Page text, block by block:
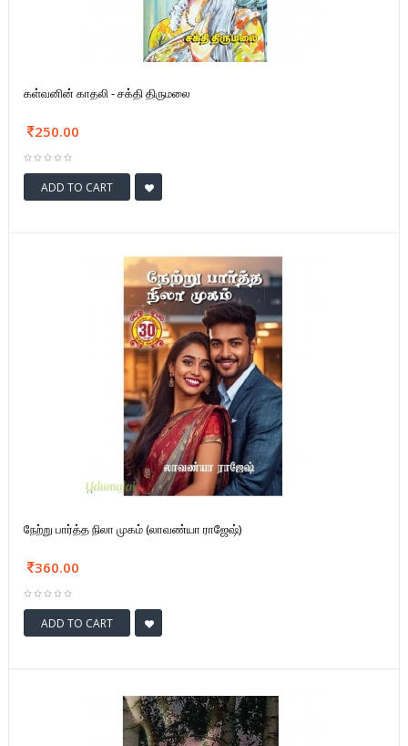
கள்வனின் காதலி - சக்தி திருமலை
250.00
ADD TO CART
நேற்று பார்த்த நிலா முகம் (லாவண்யா ராஜேஷ்)
360.00
ADD TO CART